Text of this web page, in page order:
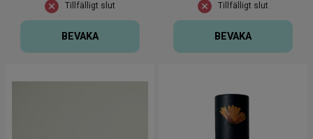
Tillfälligt slut
BEVAKA
Tillfälligt slut
BEVAKA